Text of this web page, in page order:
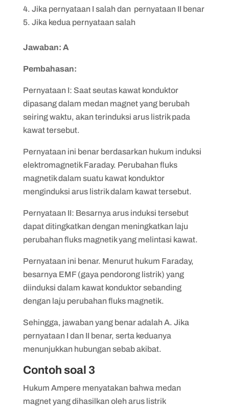
Jika pernyataan I salah dan pernyataan II benar
Jika kedua pernyataan salah
Jawaban: A
Pembahasan:
​​Pernyataan I: Saat seutas kawat konduktor
dipasang dalam medan magnet yang berubah
seiring waktu, akan terinduksi arus listrik pada
kawat tersebut.
Pernyataan ini benar berdasarkan hukum induksi
elektromagnetik Faraday. Perubahan fluks
magnetik dalam suatu kawat konduktor
menginduksi arus listrik dalam kawat tersebut.
Pernyataan II: Besarnya arus induksi tersebut
dapat ditingkatkan dengan meningkatkan laju
perubahan fluks magnetik yang melintasi kawat.
Pernyataan ini benar. Menurut hukum Faraday,
besarnya EMF (gaya pendorong listrik) yang
diinduksi dalam kawat konduktor sebanding
dengan laju perubahan fluks magnetik.
Sehingga, jawaban yang benar adalah A. Jika
pernyataan I dan II benar, serta keduanya
menunjukkan hubungan sebab akibat.
Contoh soal 3
Hukum Ampere menyatakan bahwa medan
magnet yang dihasilkan oleh arus listrik